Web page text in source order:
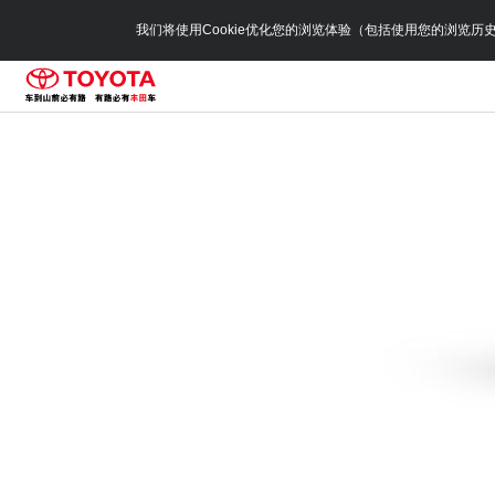
我们将使用Cookie优化您的浏览体验（包括使用您的浏览历